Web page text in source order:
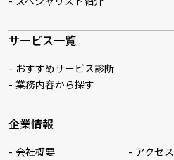
サービス一覧
おすすめサービス診断
業務内容から探す
企業情報
会社概要
アクセス